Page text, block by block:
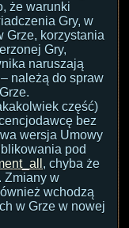
że warunki
Gry, w
Grze, korzystania
Gry,
naruszają
należą do spraw
część)
bez
wersja Umowy
pod
, chyba że
Zmiany w
wchodzą
w Grze w nowej